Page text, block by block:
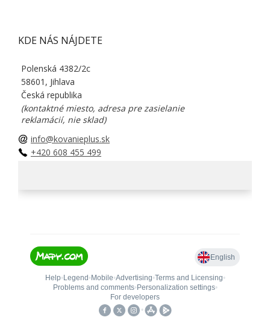
KDE NÁS NÁJDETE
Polenská 4382/2c
58601, Jihlava
Česká republika
(kontaktné miesto, adresa pre zasielanie
reklamácií, nie sklad)
info@kovanieplus.sk
+420 608 455 499